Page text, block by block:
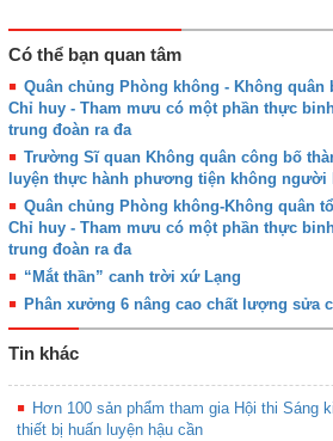
Có thể bạn quan tâm
Quân chủng Phòng không - Không quân
Chỉ huy - Tham mưu có một phần thực
trung đoàn ra đa
Trường Sĩ quan Không quân công bố
luyện thực hành phương tiện không người
Quân chủng Phòng không-Không quân
Chỉ huy - Tham mưu có một phần thực
trung đoàn ra đa
“Mắt thần” canh trời xứ Lạng
Phân xưởng 6 nâng cao chất lượng sửa
Tin khác
Hơn 100 sản phẩm tham gia Hội thi Sáng
thiết bị huấn luyện hậu cần